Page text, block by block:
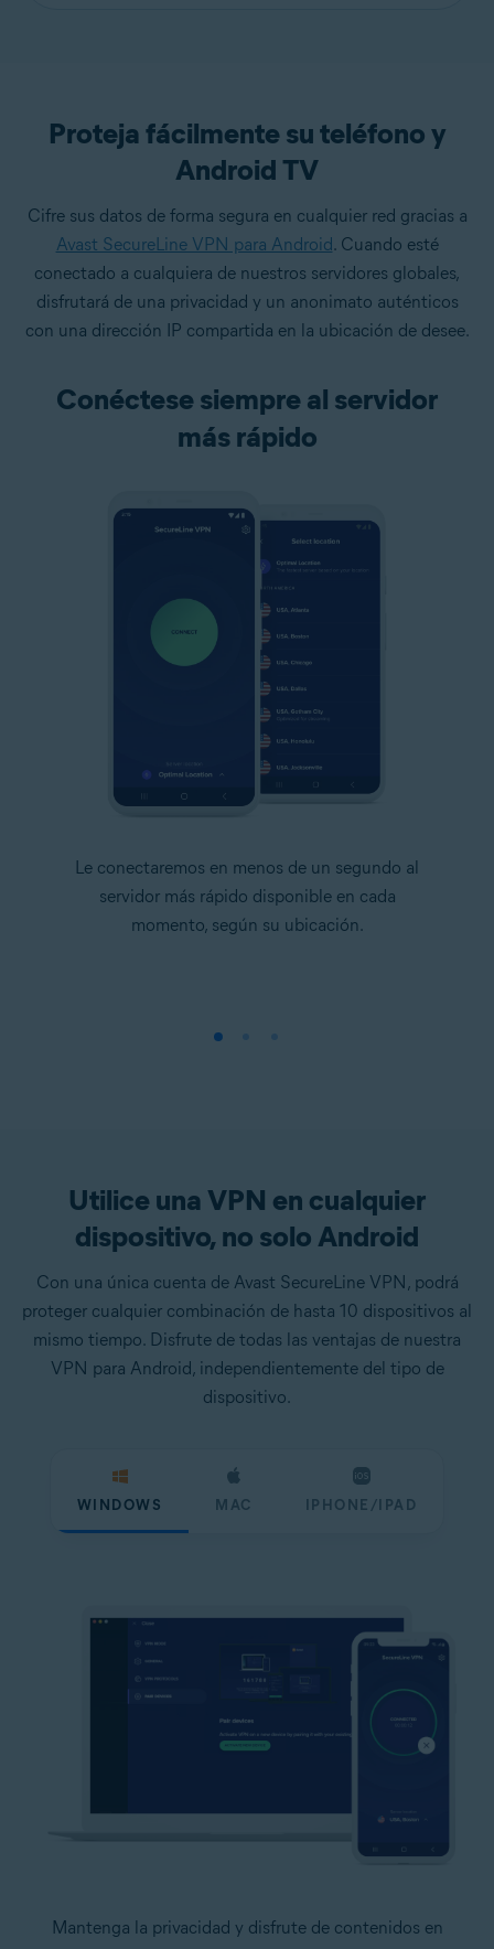
Proteja fácilmente su teléfono y
Android TV
Cifre sus datos de forma segura en cualquier red gracias a
Avast SecureLine VPN para Android. Cuando esté
conectado a cualquiera de nuestros servidores globales,
disfrutará de una privacidad y un anonimato auténticos
con una dirección IP compartida en la ubicación de desee.
Conéctese siempre al servidor
más rápido
Le conectaremos en menos de un segundo al
servidor más rápido disponible en cada
momento, según su ubicación.
Utilice una VPN en cualquier
dispositivo, no solo Android
Con una única cuenta de Avast SecureLine VPN, podrá
proteger cualquier combinación de hasta 10 dispositivos al
mismo tiempo. Disfrute de todas las ventajas de nuestra
VPN para Android, independientemente del tipo de
dispositivo.
WINDOWS MAC IPHONE/IPAD
Mantenga la privacidad y disfrute de contenidos en